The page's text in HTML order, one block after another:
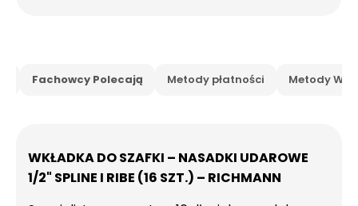
Fachowcy Polecają Metody płatności Metody
WKŁADKA DO SZAFKI – NASADKI UDAROWE
1/2" SPLINE I RIBE (16 SZT.) – RICHMANN